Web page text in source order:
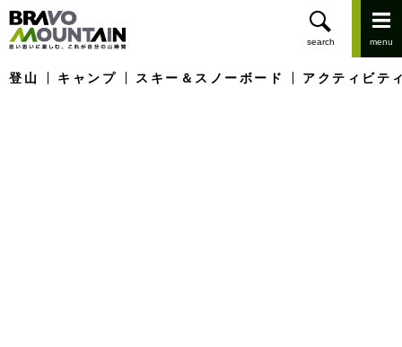
登山 キャンプ スキー＆スノーボード アクティビテ